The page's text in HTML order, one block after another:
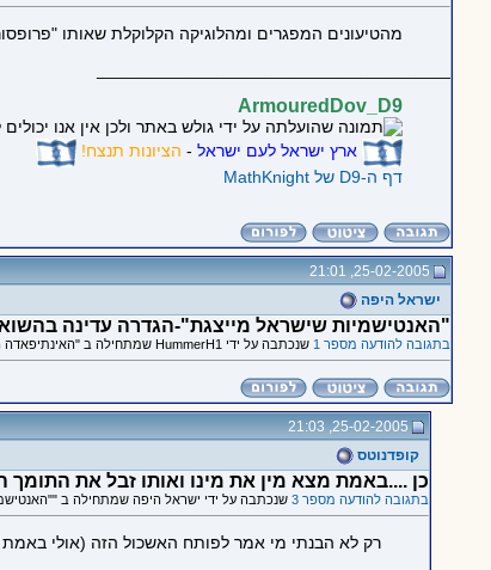
מהטיעונים המפגרים ומהלוגיקה הקלוקלת שאותו
ArmouredDov_D9
ארץ ישראל לעם ישראל- הציונות תנצח!
דף ה-D9 של MathKnight
25-02-2005, 21:01
ישראל היפה
"האנטישמיות שישראל מייצגת"-הגדרה עדינה
בתגובה להודעה מספר 1
שנכתבה על ידי HummerH1 שמתחילה ב "האינתיפאדה היא ביטוי לרצון טוב לקראת היהודים, כך טוען פרופ' יהודי באוני' קולומביה"
25-02-2005, 21:03
קופדנוטס
כן ....באמת מצא מין את מינו ואותו זבל את התומך
בתגובה להודעה מספר 3 שנכתבה על ידי ישראל היפה שמתחילה ב
רק לא הבנתי מי אמר לפותח האשכול הזה (אולי באמת